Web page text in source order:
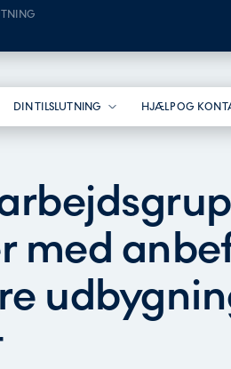
DIN TILSLUTNING HJÆLP OG
med